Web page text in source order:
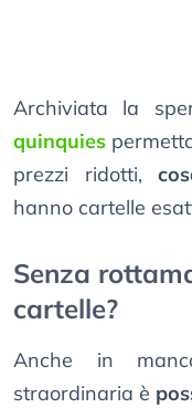
Archiviata la
quinquies
prezzi ridotti,
hanno cartelle
Senza
cartelle?
Anche in
straordinaria è